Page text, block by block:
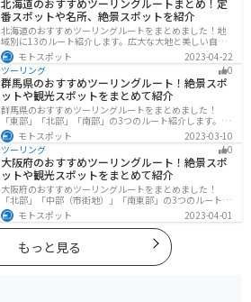
北海道のおすすめツーリングルートまとめ！定
番スポットや名所、絶景スポットを紹介
北海道のおすすめツーリングルートをまとめました！地
域別に13のルート紹介します。広大な大地と美しい自然
が広がり、四季折々の魅力を楽しめる観光スポットが数
多くあります。バイクで北海道にツーリングに行く際は
参考にしてください。
モトスポット
2023-04-22
ツーリング
0
群馬県のおすすめツーリングルート！絶景スポ
ットや観光スポットをまとめて紹介
群馬県のおすすめツーリングルートをまとめました！
「東部」「北部」「南部」の3つのルート紹介します。草
津温泉や伊香保温泉など全国でも有名な温泉や豊かな自
然を満喫するツーリングができます。バイクで群馬県に
ツーリングに行く際は参考にしてください。
モトスポット
2023-03-10
ツーリング
0
大阪府のおすすめツーリングルート！絶景スポ
ットや観光スポットをまとめて紹介
大阪府のおすすめツーリングルートをまとめました！
「北部」「中部（市街地）」「南東部」の3つのルート紹
介します。歴史と近代が融合した魅力的なエリアで様々
な楽しみ方ができます。バイクで大阪府にツーリングに
行く際は参考にしてください。
モトスポット 2023-04-01
もっと見る